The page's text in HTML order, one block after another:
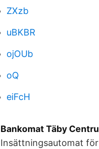
ZXzb
uBKBR
ojOUb
oQ
eiFcH
Bankomat Täby
Insättningsautomat för